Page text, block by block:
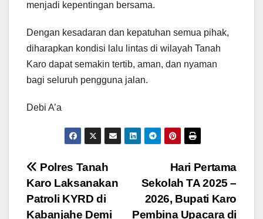
menjadi kepentingan bersama.
Dengan kesadaran dan kepatuhan semua pihak,
diharapkan kondisi lalu lintas di wilayah Tanah
Karo dapat semakin tertib, aman, dan nyaman
bagi seluruh pengguna jalan.
Debi A’a
Navigasi
pos
Hari Pertama
Sekolah TA 2025 –
2026, Bupati Karo
Pembina Upacara di
Polres Tanah
Karo Laksanakan
Patroli KYRD di
Kabanjahe Demi